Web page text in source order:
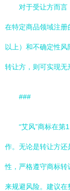
对于受让方而言
在特定商品领域注
以上）和不确定性
转让方，则可实现无
###
“艾风”商标在第
作。无论是转让方
性，严格遵守商标转
来规避风险。建议